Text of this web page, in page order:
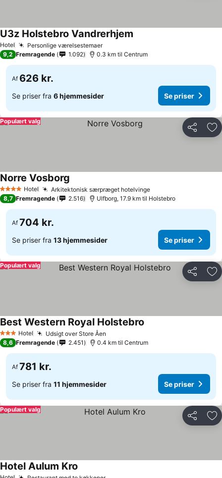
Hotel Personlige værelsestemaer
U3z Holstebro Vandrerhjem
9,2 Fremragende 1.092 0.3 km til Centrum
Af 626 kr.
Se priser fra 6 hjemmesider Se priser
Del
Populært valg
4 StjernerHotel Arkitektonisk særpræget hotelvinge
Norre Vosborg
8,7 Fremragende 2.516 Ulfborg, 17.9 km til Holstebro
Af 704 kr.
Se priser fra 13 hjemmesider Se priser
Del
Populært valg
3 StjernerHotel Udsigt over Store Åen
Best Western Royal Holstebro
8,6 Fremragende 2.451 0.4 km til Centrum
Af 781 kr.
Se priser fra 11 hjemmesider Se priser
Del
Populært valg
Hotel Aulum Kro